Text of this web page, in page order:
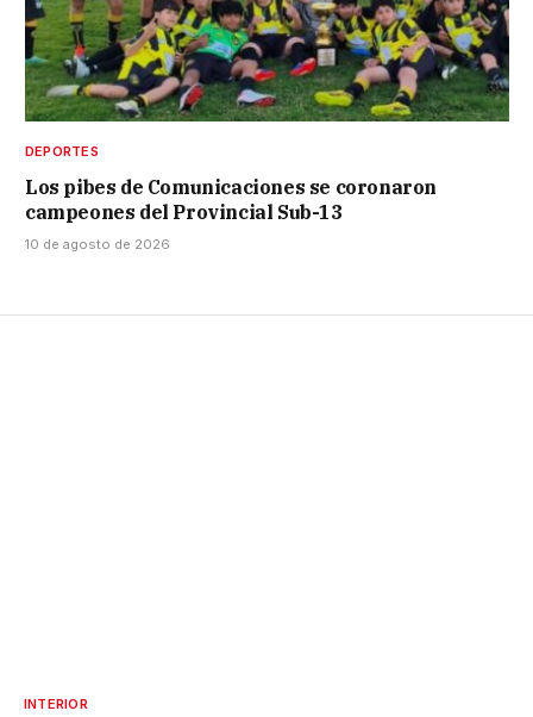
DEPORTES
Los pibes de Comunicaciones se coronaron
campeones del Provincial Sub-13
10 de agosto de 2026
INTERIOR